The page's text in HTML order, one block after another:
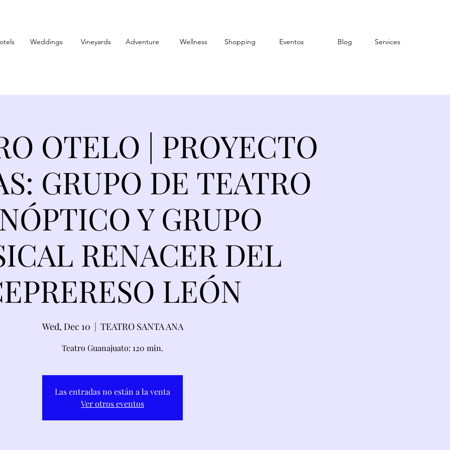
Weddings Vineyards Adventure Wellness Shopping Eventos Blog Services
OTELO | PROYECTO
GRUPO DE TEATRO
Y GRUPO
RENACER DEL
LEÓN
Wed, Dec 10
  |
TEATRO SANTA ANA
Teatro Guanajuato: 120 min.
Las entradas no están a la venta
Ver otros eventos